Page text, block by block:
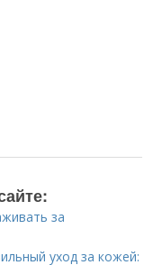
за
уход за кожей: